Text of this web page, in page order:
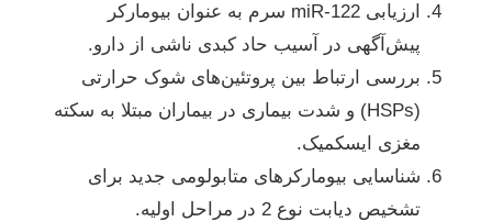
ارزیابی miR-122 سرم به عنوان بیومارکر
پیش‌آگهی در آسیب حاد کبدی ناشی از دارو.
بررسی ارتباط بین پروتئین‌های شوک حرارتی
(HSPs) و شدت بیماری در بیماران مبتلا به سکته
مغزی ایسکمیک.
شناسایی بیومارکرهای متابولومی جدید برای
تشخیص دیابت نوع 2 در مراحل اولیه.